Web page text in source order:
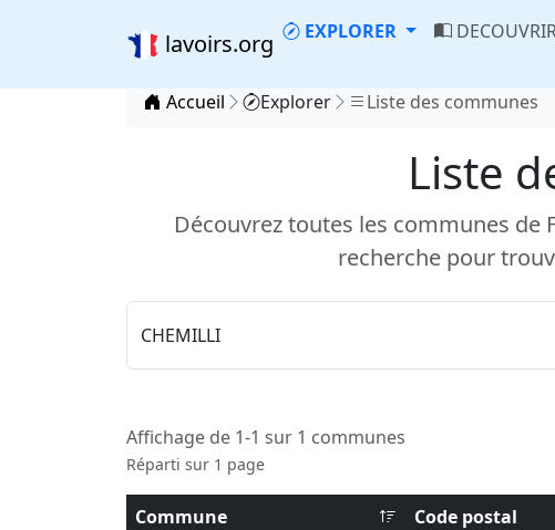
lavoirs.org EXPLORER
Accueil Explorer Liste des communes
Liste
Découvrez toutes les communes de
recherche pour
Affichage de 1-1 sur 1 communes
Réparti sur 1 page
Commune Code postal